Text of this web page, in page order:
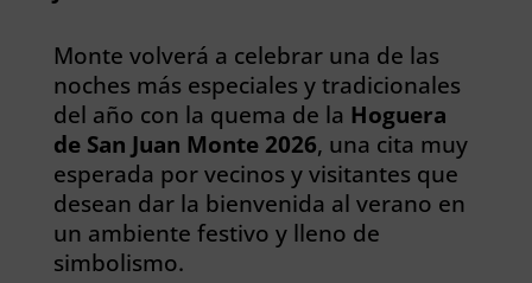
Monte volverá a celebrar una de las
noches más especiales y tradicionales
del año con la quema de la Hoguera
de San Juan Monte 2026, una cita muy
esperada por vecinos y visitantes que
desean dar la bienvenida al verano en
un ambiente festivo y lleno de
simbolismo.